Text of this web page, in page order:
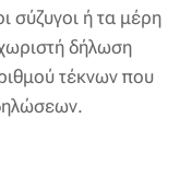
σύζυγοι ή τα μέρη
δήλωση
τέκνων που